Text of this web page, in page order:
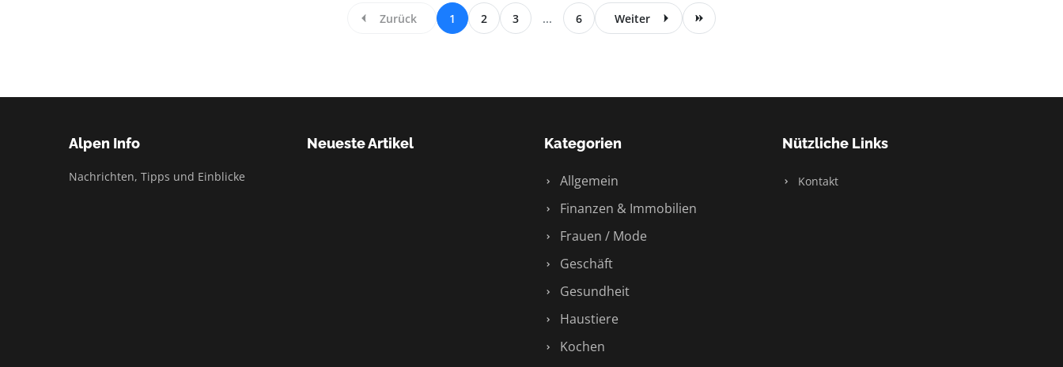
Zurück 1 2 3 ... 6 Weiter
Alpen Info
Nachrichten, Tipps und Einblicke
Neueste Artikel Kategorien
Allgemein
Finanzen & Immobilien
Frauen / Mode
Geschäft
Gesundheit
Haustiere
Kochen
Nützliche Links
Kontakt